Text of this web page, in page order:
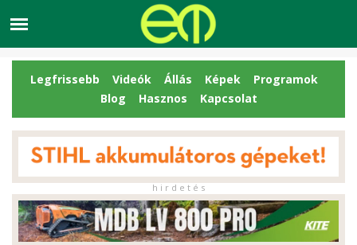
Legfrissebb Videók Állás Képek
Programok
Blog
Hasznos Kapcsolat
h i r d e t é s